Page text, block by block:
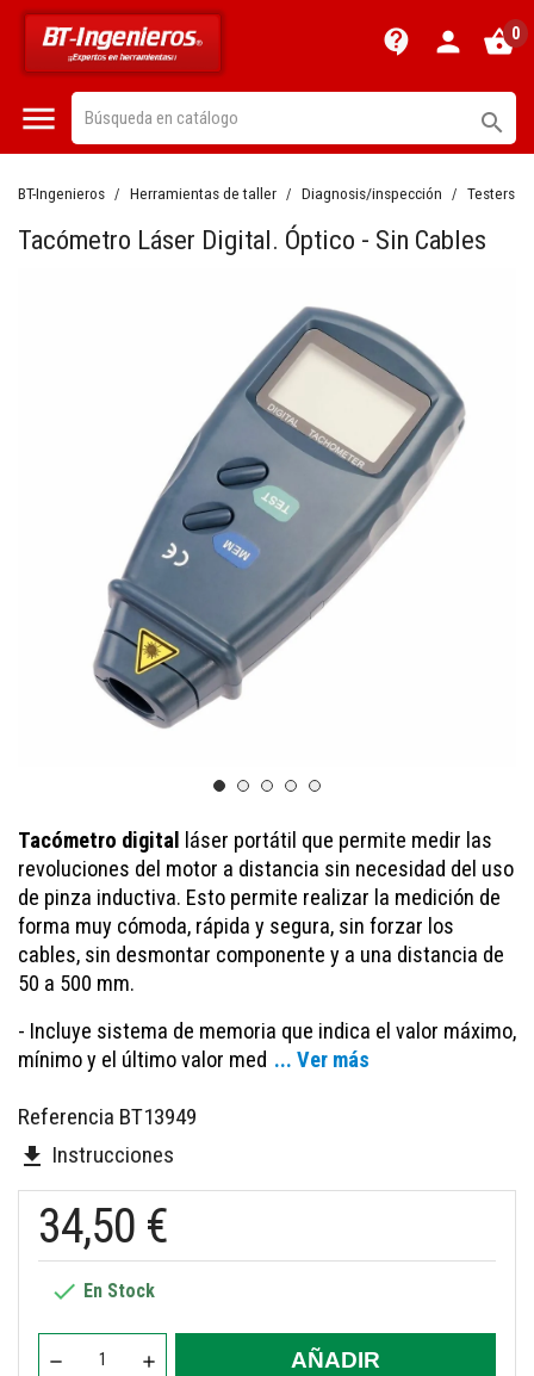
contact_support person shopping_basket0
 
BT-Ingenieros Herramientas de taller Diagnosis/inspección Testers y
Tacómetro Láser Digital. Óptico - Sin Cables
Tacómetro digital
láser portátil que permite medir las
revoluciones del motor a distancia sin necesidad del uso
de pinza inductiva. Esto permite realizar la medición de
forma muy cómoda, rápida y segura, sin forzar los
cables, sin desmontar componente y a una distancia de
50 a 500 mm.
- Incluye sistema de memoria que indica el valor máximo,
mínimo y el último valor med ... Ver más
Referencia BT13949
file_download Instrucciones
34,50 €
 En Stock
AÑADIR